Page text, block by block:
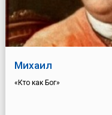
Михаил
«Кто как Бог»